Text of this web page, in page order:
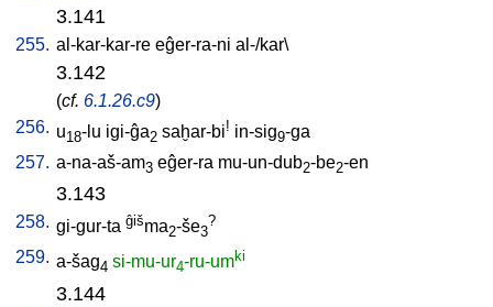
3.141
255. al-kar-kar-re eĝer-ra-ni al-/kar\
3.142
(cf. 6.1.26.c9)
256. u18-lu igi-ĝa2 saḫar-bi! in-sig9-ga
257. a-na-aš-am3 eĝer-ra mu-un-dub2-be2-en
3.143
258. gi-gur-ta ĝišma2-še3
?
259. a-šag4 si-mu-ur4-ru-umki
3.144